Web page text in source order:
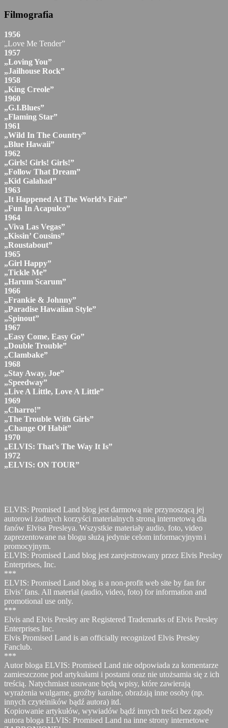
Filmografia
1956
„Love Me Tender”
1957
„Loving You”
„Jailhouse Rock”
1958
„King Creole”
1960
„G.I.Blues”
„Flaming Star”
1961
„Wild In The Country”
„Blue Hawaii”
1962
„Girls! Girls! Girls!”
„Follow That Dream”
„Kid Galahad”
1963
„It Happened At The World’s Fair”
„Fun In Acapulco”
1964
„Viva Las Vegas”
„Kissin’ Cousins”
„Roustabout”
1965
„Girl Happy”
„Tickle Me”
„Harum Scarum”
1966
„Frankie & Johnny”
„Paradise Hawaiian Style”
„Spinout”
1967
„Easy Come, Easy Go”
„Double Trouble”
„Clambake”
1968
„Stay Away, Joe”
„Speedway”
„Live A Little, Love A Little”
1969
„Charro!”
„The Trouble With Girls”
„Change Of Habit”
1970
„ELVIS: That’s The Way It Is”
1972
„ELVIS: ON TOUR”
ELVIS: Promised Land blog jest darmową nie przynoszącą jej
autorowi żadnych korzyści materialnych stroną internetową dla
fanów Elvisa Presleya. Wszystkie materiały audio, foto, video
zaprezentowane na blogu służą jedynie celom informacyjnym i
promocyjnym.
ELVIS: Promised Land blog jest zarejestrowany przez Elvis Presley
Enterprises, Inc.
***
ELVIS: Promised Land blog is a non-profit web site by fan for
Elvis’ fans. All material (audio, video, foto) for information and
promotional use only.
***
Elvis and Elvis Presley are Registered Trademarks of Elvis Presley
Enterprises Inc.
Elvis Promised Land is an officially recognized Elvis Presley
Fanclub.
***
Autor bloga ELVIS: Promised Land nie odpowiada za komentarze
zamieszczone pod artykułami i postami oraz nie utożsamia się z ich
treścią. Natychmiast usuwane będą wpisy, które zawierają
wyrażenia wulgarne, groźby karalne, obrażają inne osoby (np.
innych czytelników bądź autora) itd.
Kopiowanie artykułów, wywiadów bądź innych treści bez zgody
autora bloga ELVIS: Promised Land na inne strony internetowe